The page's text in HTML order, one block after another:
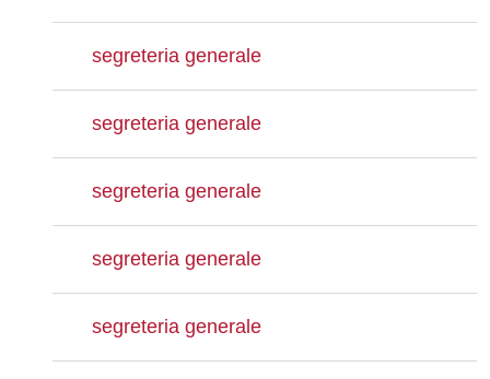
segreteria generale
segreteria generale
segreteria generale
segreteria generale
segreteria generale